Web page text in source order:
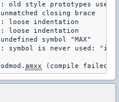
old style prototypes used
closing brace
loose indentation
loose indentation
symbol "MAX"
symbol is never used:
amxx